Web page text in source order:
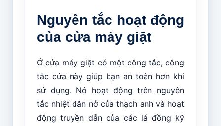
Nguyên tắc hoạt động
của cửa máy giặt
Ở cửa máy giặt có một công tắc, công
tắc cửa này giúp bạn an toàn hơn khi
sử dụng. Nó hoạt động trên nguyên
tắc nhiệt dãn nở của thạch anh và hoạt
động truyền dẫn của các lá đồng kỹ